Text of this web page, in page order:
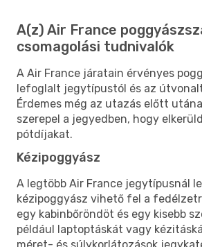
A(z) Air France
csomagolási tudnivalók
A Air France járatain érvényes
lefoglalt jegytípustól és az
Érdemes még az utazás előtt
szerepel a jegyedben, hogy
pótdíjakat.
Kézipoggyász
A legtöbb Air France jegytípusnál
kézipoggyász vihető fel a
egy kabinbőröndöt és egy kisebb
például laptoptáskát vagy